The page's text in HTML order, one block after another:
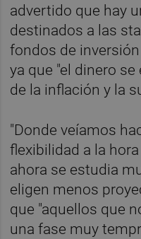
advertido que hay
destinados a las
fondos de
ya que "el dinero
de la inflación y la
"Donde veíamos
flexibilidad a la
ahora se estudia
eligen menos
que "aquellos que
una fase muy